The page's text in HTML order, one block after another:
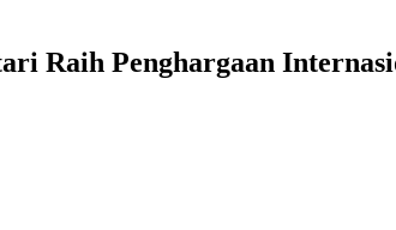
Raih Penghargaan